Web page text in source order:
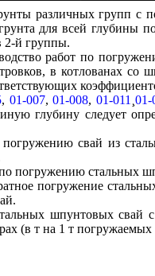
различных групп с
для всей
2-й группы.
работ по
в котлованах
, 01-007,01-008,01-011 ¸01-
глубину следует
свай из
погружению стальных
погружение
шпунтовых
(в т на 1 т